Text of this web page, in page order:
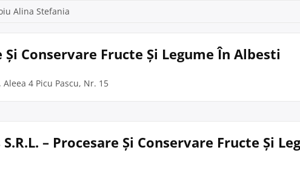
Alina Stefania
Și Conservare Fructe Și Legume În Albesti
4 Picu Pascu, Nr. 15
– Procesare Și Conservare Fructe Și